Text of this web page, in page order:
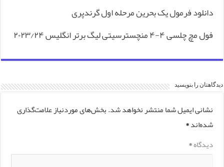
دانلود فرمول یک بحرین مرحله اول گرندپری
فول مچ چلسی ۴-۴ منچسترسیتی لیگ برتر انگلیس ۲۰۲۳/۲۴
دیدگاهتان را بنویسید
نشانی ایمیل شما منتشر نخواهد شد.بخش‌های موردنیاز علامت‌گذاری
شده‌اند*
دیدگاه*